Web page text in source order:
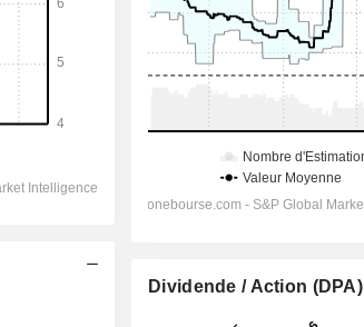
Dividende / Action (DPA)